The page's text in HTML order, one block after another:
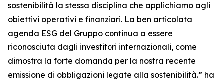
sostenibilità la stessa disciplina che applichiamo agli
obiettivi operativi e finanziari. La ben articolata
agenda ESG del Gruppo continua a essere
riconosciuta dagli investitori internazionali, come
dimostra la forte domanda per la nostra recente
emissione di obbligazioni legate alla sostenibilità.” ha